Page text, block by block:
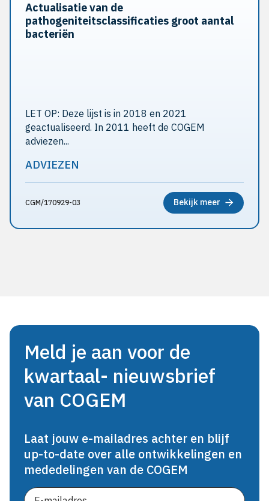
Actualisatie van de
pathogeniteitsclassificaties groot aantal
bacteriën
LET OP: Deze lijst is in 2018 en 2021
geactualiseerd. In 2011 heeft de COGEM
adviezen...
ADVIEZEN
CGM/170929-03 Bekijk meer
Meld je aan voor de
kwartaal- nieuwsbrief
van COGEM
Laat jouw e-mailadres achter en blijf
up-to-date over alle ontwikkelingen en
mededelingen van de COGEM